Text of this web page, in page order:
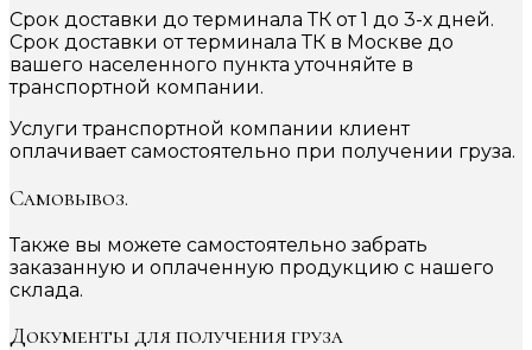
Срок доставки до терминала ТК от 1 до 3-х дней.
Срок доставки от терминала ТК в Москве до
вашего населенного пункта уточняйте в
транспортной компании.
Услуги транспортной компании клиент
оплачивает самостоятельно при получении груза.
Самовывоз.
Также вы можете самостоятельно забрать
заказанную и оплаченную продукцию с нашего
склада.
Документы для получения груза